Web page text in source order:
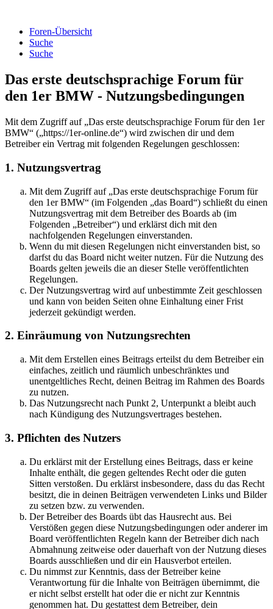
Foren-Übersicht
Suche
Suche
Das erste deutschsprachige Forum für
den 1er BMW - Nutzungsbedingungen
Mit dem Zugriff auf „Das erste deutschsprachige Forum für den 1er
BMW“ („https://1er-online.de“) wird zwischen dir und dem
Betreiber ein Vertrag mit folgenden Regelungen geschlossen:
1. Nutzungsvertrag
Mit dem Zugriff auf „Das erste deutschsprachige Forum für
den 1er BMW“ (im Folgenden „das Board“) schließt du einen
Nutzungsvertrag mit dem Betreiber des Boards ab (im
Folgenden „Betreiber“) und erklärst dich mit den
nachfolgenden Regelungen einverstanden.
Wenn du mit diesen Regelungen nicht einverstanden bist, so
darfst du das Board nicht weiter nutzen. Für die Nutzung des
Boards gelten jeweils die an dieser Stelle veröffentlichten
Regelungen.
Der Nutzungsvertrag wird auf unbestimmte Zeit geschlossen
und kann von beiden Seiten ohne Einhaltung einer Frist
jederzeit gekündigt werden.
2. Einräumung von Nutzungsrechten
Mit dem Erstellen eines Beitrags erteilst du dem Betreiber ein
einfaches, zeitlich und räumlich unbeschränktes und
unentgeltliches Recht, deinen Beitrag im Rahmen des Boards
zu nutzen.
Das Nutzungsrecht nach Punkt 2, Unterpunkt a bleibt auch
nach Kündigung des Nutzungsvertrages bestehen.
3. Pflichten des Nutzers
Du erklärst mit der Erstellung eines Beitrags, dass er keine
Inhalte enthält, die gegen geltendes Recht oder die guten
Sitten verstoßen. Du erklärst insbesondere, dass du das Recht
besitzt, die in deinen Beiträgen verwendeten Links und Bilder
zu setzen bzw. zu verwenden.
Der Betreiber des Boards übt das Hausrecht aus. Bei
Verstößen gegen diese Nutzungsbedingungen oder anderer im
Board veröffentlichten Regeln kann der Betreiber dich nach
Abmahnung zeitweise oder dauerhaft von der Nutzung dieses
Boards ausschließen und dir ein Hausverbot erteilen.
Du nimmst zur Kenntnis, dass der Betreiber keine
Verantwortung für die Inhalte von Beiträgen übernimmt, die
er nicht selbst erstellt hat oder die er nicht zur Kenntnis
genommen hat. Du gestattest dem Betreiber, dein